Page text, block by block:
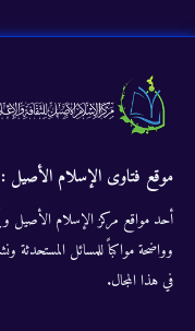
موقع فتاوى الإسلام الأصيل :
أحد مواقع مركز الإسلام الأصيل
وواضحة مواكباً للمسائل المستحدثة
في هذا المجال.